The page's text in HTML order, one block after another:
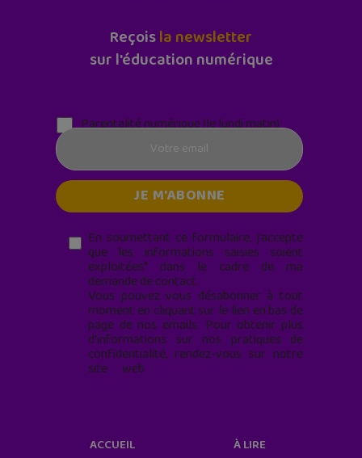
Reçoisla newsletter
sur l'éducation numérique
Parentalité numérique (le lundi matin)
En soumettant ce formulaire, j’accepte
que les informations saisies soient
exploitées* dans le cadre de ma
demande de contact.
Vous pouvez vous désabonner à tout
moment en cliquant sur le lien en bas de
page de nos emails. Pour obtenir plus
d'informations sur nos pratiques de
confidentialité, rendez-vous sur notre
site web
ACCUEIL
À LIRE